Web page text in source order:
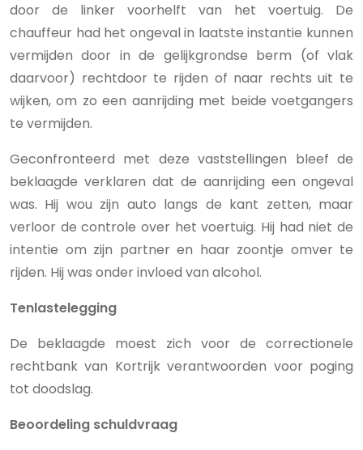
door de linker voorhelft van het voertuig. De
chauffeur had het ongeval in laatste instantie kunnen
vermijden door in de gelijkgrondse berm (of vlak
daarvoor) rechtdoor te rijden of naar rechts uit te
wijken, om zo een aanrijding met beide voetgangers
te vermijden.
Geconfronteerd met deze vaststellingen bleef de
beklaagde verklaren dat de aanrijding een ongeval
was. Hij wou zijn auto langs de kant zetten, maar
verloor de controle over het voertuig. Hij had niet de
intentie om zijn partner en haar zoontje omver te
rijden. Hij was onder invloed van alcohol.
Tenlastelegging
De beklaagde moest zich voor de correctionele
rechtbank van Kortrijk verantwoorden voor poging
tot doodslag.
Beoordeling schuldvraag